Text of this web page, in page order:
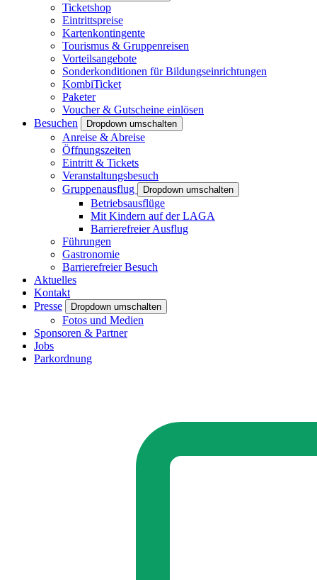
Ticketshop
Eintrittspreise
Kartenkontingente
Tourismus & Gruppenreisen
Vorteilsangebote
Sonderkonditionen für Bildungseinrichtungen
KombiTicket
Paketer
Voucher & Gutscheine einlösen
Besuchen
Dropdown umschalten
Anreise & Abreise
Öffnungszeiten
Eintritt & Tickets
Veranstaltungsbesuch
Gruppenausflug
Dropdown umschalten
Betriebsausflüge
Mit Kindern auf der LAGA
Barrierefreier Ausflug
Führungen
Gastronomie
Barrierefreier Besuch
Aktuelles
Kontakt
Presse
Dropdown umschalten
Fotos und Medien
Sponsoren & Partner
Jobs
Parkordnung